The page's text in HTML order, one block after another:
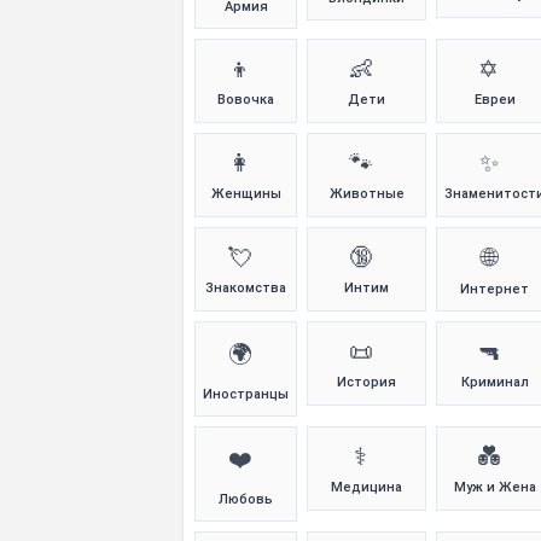
Армия
👦
Вовочка
👶
Дети
✡️
Евреи
👩
Женщины
🐾
Животные
✨
💘
Знакомства
🔞
Интим
🌐
Интернет
🌍
Иностранцы
📜
История
🔫
Криминал
❤️
Любовь
⚕️
Медицина
💑
Муж и Жена